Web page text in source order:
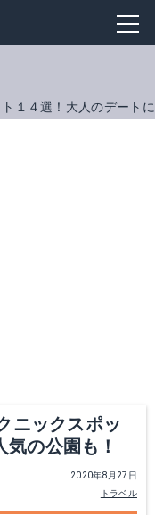
１４選！大人のデート
ニックスポッ
の公園も！
2020年8月27日
トラベル